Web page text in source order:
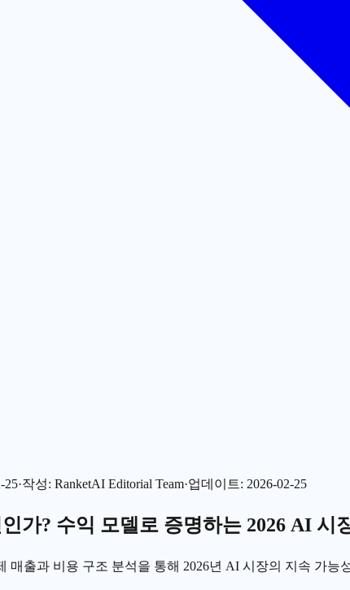
25·작성: RanketAI Editorial Team·업데이트: 2026-02-25
가? 수익 모델로 증명하는 2026 AI 시
매출과 비용 구조 분석을 통해 2026년 AI 시장의 지속 가